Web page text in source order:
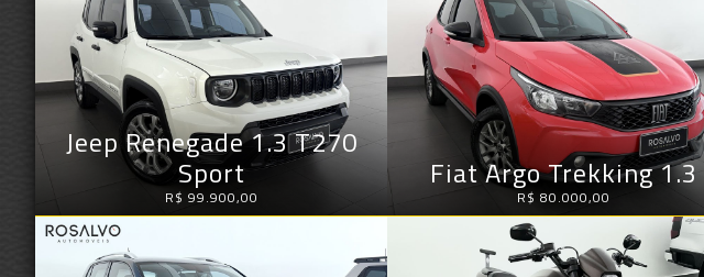
Jeep Renegade 1.3 T270
Sport
R$ 99.900,00
Fiat Argo Trekking 1.3
R$ 80.000,00